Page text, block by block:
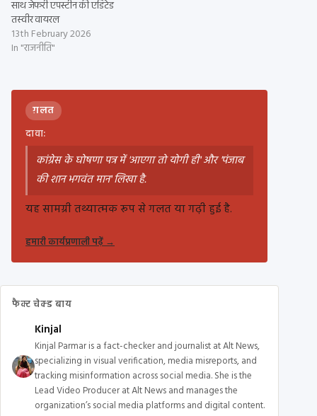
साथ जेफरी एपस्टीन की एडिटेड
तस्वीर वायरल
13th February 2026
In "राजनीति"
ग़लत
दावा:
कांग्रेस के घोषणा पत्र में 'आएगा तो योगी ही' और 'पंजाब
की शान भगवंत मान' लिखा है.
यह सामग्री तथ्यात्मक रूप से गलत या गढ़ी हुई है.
हमारी कार्यप्रणाली पढ़ें→
फैक्ट चेक्ड बाय
Kinjal
Kinjal Parmar is a fact-checker and journalist at Alt News,
specializing in visual verification, media misreports, and
tracking misinformation across social media. She is the
Lead Video Producer at Alt News and manages the
organization’s social media platforms and digital content.